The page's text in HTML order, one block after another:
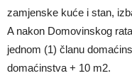
zamjenske kuće i stan,
A nakon Domovinskog
jednom (1) članu
domaćinstva + 10 m2.